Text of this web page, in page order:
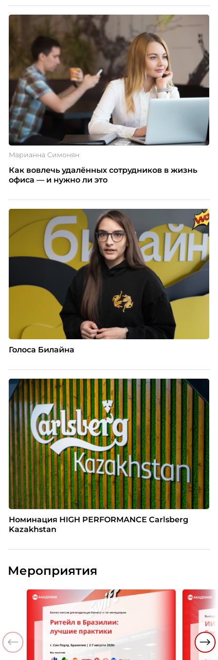
Марианна Симонян
Как вовлечь удалённых сотрудников в жизнь
офиса — и нужно ли это
Голоса Билайна
Номинация HIGH PERFORMANCE Carlsberg
Kazakhstan
Мероприятия